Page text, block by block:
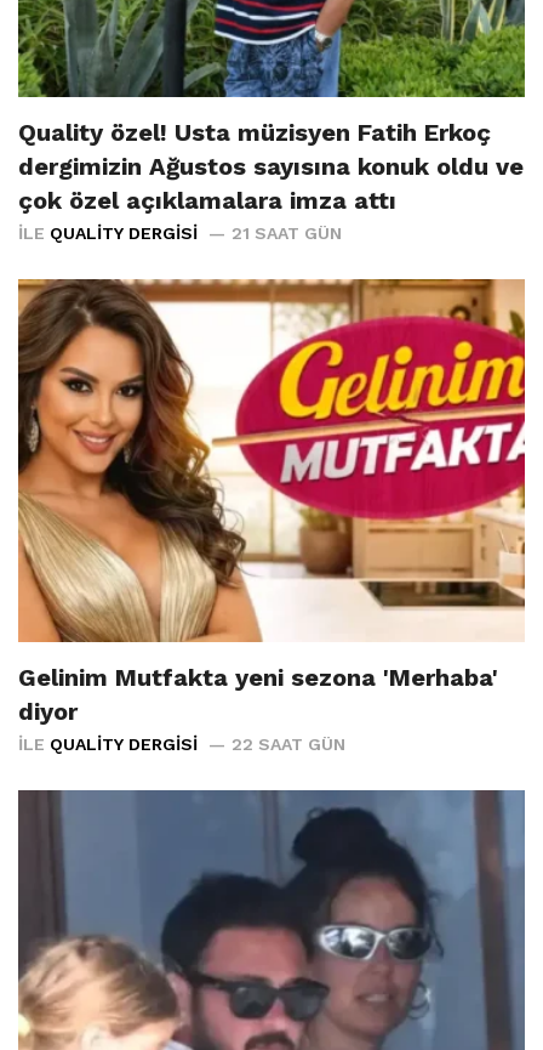
Quality özel! Usta müzisyen Fatih Erkoç
dergimizin Ağustos sayısına konuk oldu ve
çok özel açıklamalara imza attı
İLE QUALITY DERGISI 21 SAAT GÜN
Gelinim Mutfakta yeni sezona 'Merhaba'
diyor
İLE QUALITY DERGISI 22 SAAT GÜN